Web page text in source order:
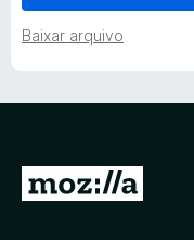
e
d
o
Baixar arquivo